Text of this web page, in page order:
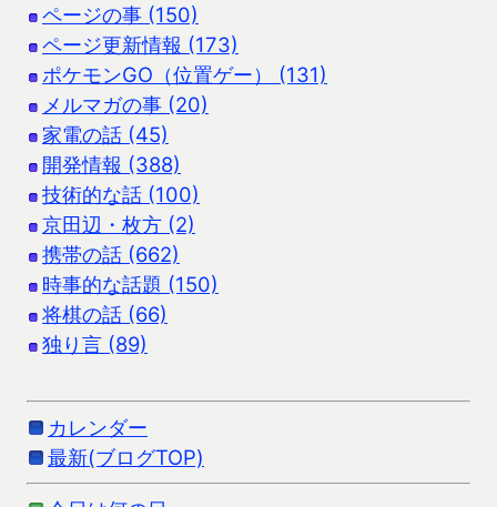
ページの事 (150)
ページ更新情報 (173)
ポケモンGO（位置ゲー） (131)
メルマガの事 (20)
家電の話 (45)
開発情報 (388)
技術的な話 (100)
京田辺・枚方 (2)
携帯の話 (662)
時事的な話題 (150)
将棋の話 (66)
独り言 (89)
カレンダー
最新(ブログTOP)